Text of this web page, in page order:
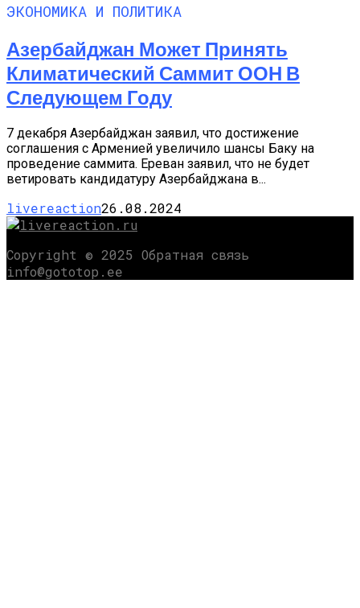
ЭКОНОМИКА И ПОЛИТИКА
Азербайджан Может Принять
Климатический Саммит ООН В
Следующем Году
7 декабря Азербайджан заявил, что достижение
соглашения с Арменией увеличило шансы Баку на
проведение саммита. Ереван заявил, что не будет
ветировать кандидатуру Азербайджана в...
livereaction26.08.2024
Copyright © 2025 Обратная связь
info@gototop.ee